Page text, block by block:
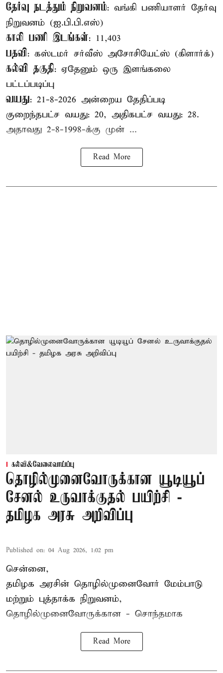
தேர்வு நடத்தும் நிறுவனம்: வங்கி பணியாளர் தேர்வு
நிறுவனம் (ஐ.பி.பி.எஸ்)
காலி பணி இடங்கள்: 11,403
பதவி: கஸ்டமர் சர்வீஸ் அசோசியேட்ஸ் (கிளார்க்)
கல்வி தகுதி: ஏதேனும் ஒரு இளங்கலை
பட்டப்படிப்பு
வயது: 21-8-2026 அன்றைய தேதிப்படி
குறைந்தபட்ச வயது: 20, அதிகபட்ச வயது: 28.
அதாவது 2-8-1998-க்கு முன் ...
Read More
கல்வி&வேலைவாய்ப்பு
தொழில்முனைவோருக்கான யூடியூப்
சேனல் உருவாக்குதல் பயிற்சி -
தமிழக அரசு அறிவிப்பு
Published on: 04 Aug 2026, 1:02 pm
சென்னை,
தமிழக அரசின் தொழில்முனைவோர் மேம்பாடு
மற்றும் புத்தாக்க நிறுவனம்,
தொழில்முனைவோருக்கான - சொந்தமாக
Read More